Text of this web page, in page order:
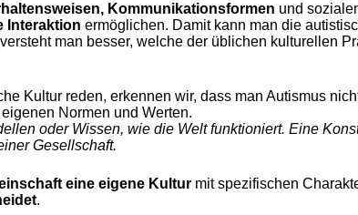
Kommunikationsformen und
Interaktion ermöglichen. Damit kann man die
man besser, welche der üblichen kulturellen
Kultur reden, erkennen wir, dass man Autismus
Normen und Werten.
oder Wissen, wie die Welt funktioniert. Eine
Gesellschaft.
eine eigene Kulturmit spezifischen
.